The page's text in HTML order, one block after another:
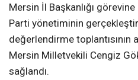
Mersin İl Başkanlığı
Parti yönetiminin
değerlendirme toplantısının
Mersin Milletvekili Cengiz
sağlandı.